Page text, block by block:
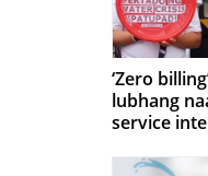
‘Zero
lubhang
service